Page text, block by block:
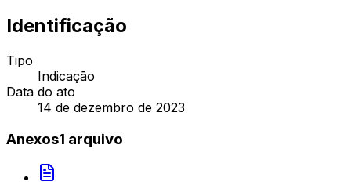
Identificação
Tipo
Indicação
Data do ato
14 de dezembro de 2023
Anexos1 arquivo